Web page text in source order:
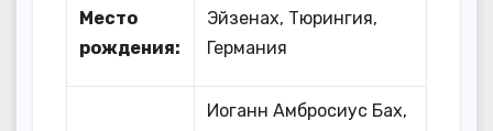
Место
рождения:
Эйзенах, Тюрингия,
Германия
Иоганн Амбросиус Бах,